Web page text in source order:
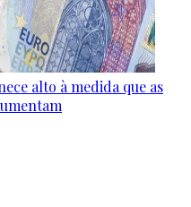
alto à medida que as